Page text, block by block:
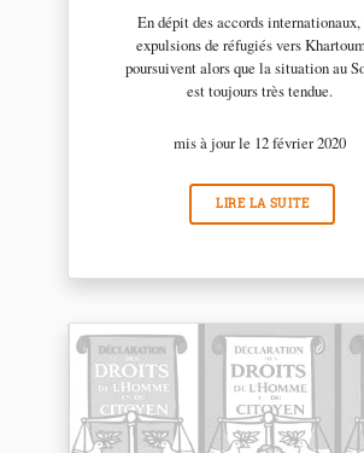
En dépit des accords
expulsions de réfugiés vers
poursuivent alors que la situation au
est toujours très tendue.
mis à jour le 12 février 2020
LIRE LA SUITE